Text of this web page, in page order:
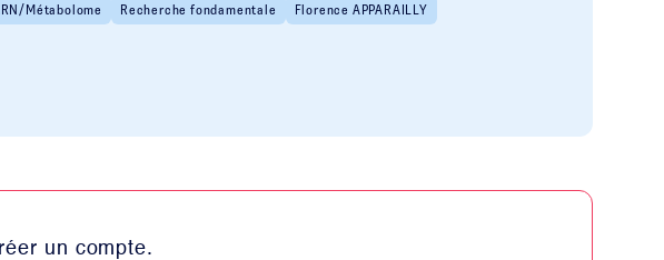
Métabolome Recherche fondamentale Florence APPARAILLY
un compte.